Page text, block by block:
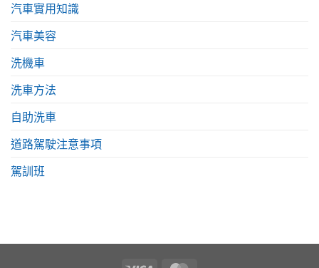
汽車實用知識
汽車美容
洗機車
洗車方法
自助洗車
道路駕駛注意事項
駕訓班